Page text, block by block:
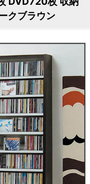
全て見る
ジ台
ジ台
下ラック
全て見る
ニタリー収納
上置きラック
【LASCO】シューズ
スト
ーディオンドア
全て見る
クッション
オットマン
ドフレームソファー
ドフレームソファー
全て見る
クリーナースタンド
引き戸式カウンター下
ラック
扉式カウンター下ラッ
ク
斎・子供部屋
個室型デスク
本棚・スライド書棚
学習デスク・子供部屋
全て見る
全て見る
レビスタンド
ク【COZYROOM】
一の地震対策
ラック【Pittaly】
クブラウン